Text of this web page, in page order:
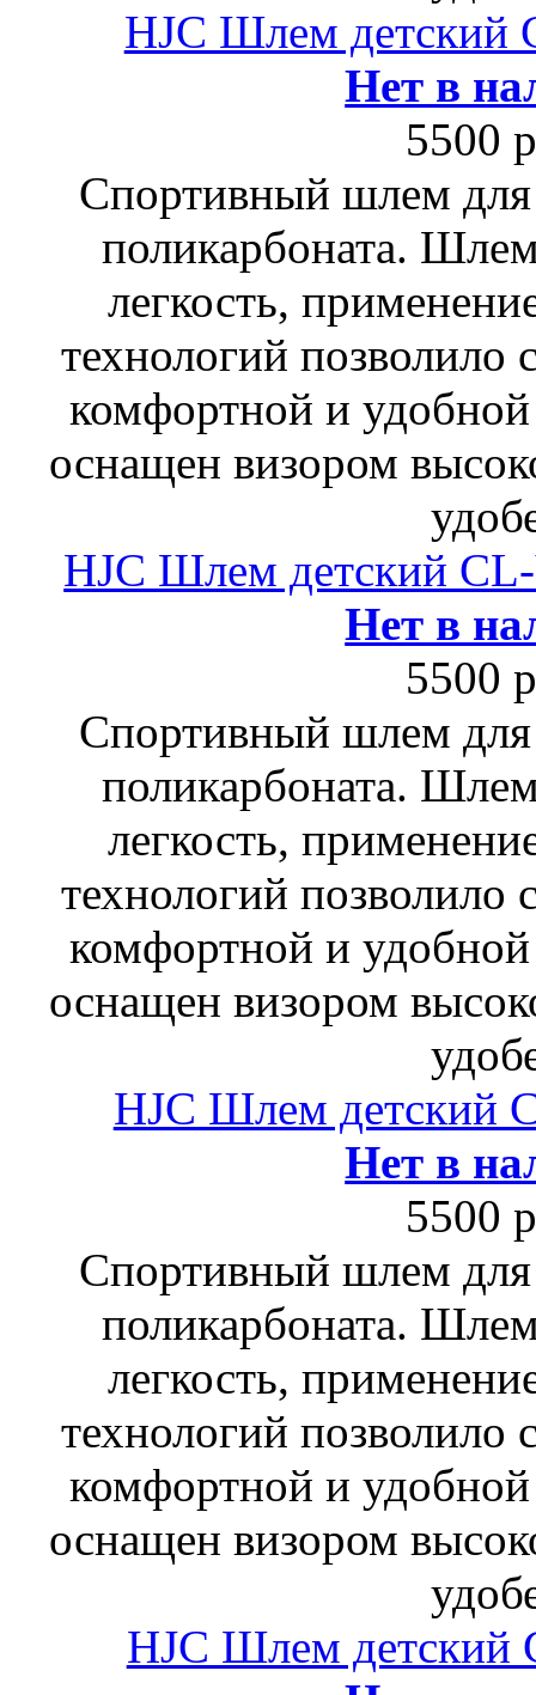
HJC Шлем детский
Нет в
5500
Спортивный шлем
поликарбоната.
легкость,
технологий позволило
комфортной и
оснащен визором
HJC Шлем детский
Нет в
5500
Спортивный шлем
поликарбоната.
легкость,
технологий позволило
комфортной и
оснащен визором
HJC Шлем детский
Нет в
5500
Спортивный шлем
поликарбоната.
легкость,
технологий позволило
комфортной и
оснащен визором
HJC Шлем